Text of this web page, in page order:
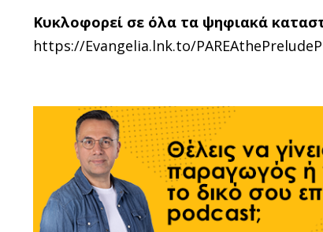
Κυκλοφορεί σε όλα τα ψηφιακά
https://Evangelia.lnk.to/